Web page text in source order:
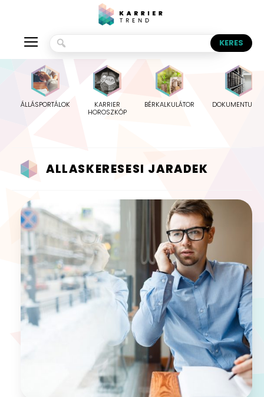
ÁLLÁSPORTÁLOK
KARRIER
HOROSZKÓP
BÉRKALKULÁTOR
ALLASKERESESI JARADEK